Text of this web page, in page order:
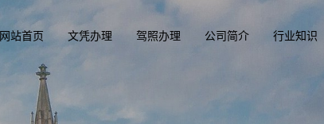
网站首页 文凭办理 驾照办理 公司简介 行业知识